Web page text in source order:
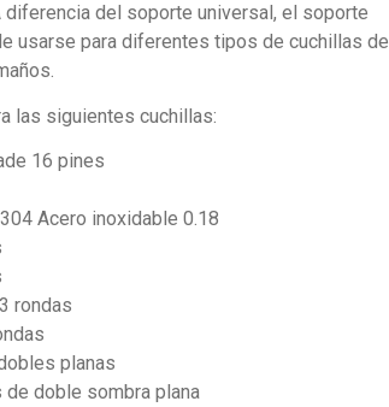
PhiHenna
PhiNesse
PhiRemoval
PhInjection
Otras Categorias
diferencia del soporte universal, el soporte
usarse para diferentes tipos de cuchillas de
las siguientes cuchillas:
16 pines
Acero inoxidable 0.18
rondas
planas
de doble sombra plana